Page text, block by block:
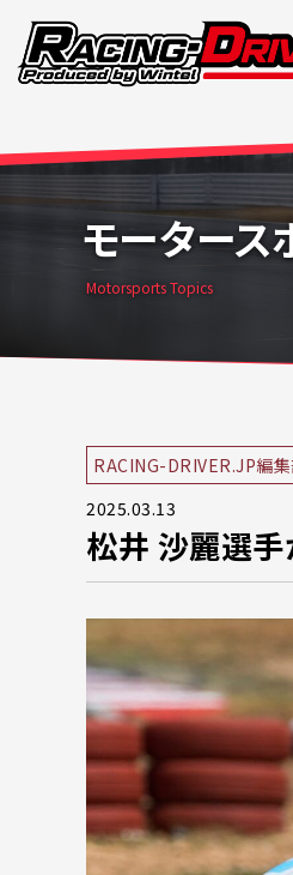
モータース
Motorsports Topics
RACING-DRIVER.JP編
2025.03.13
松井 沙麗選手